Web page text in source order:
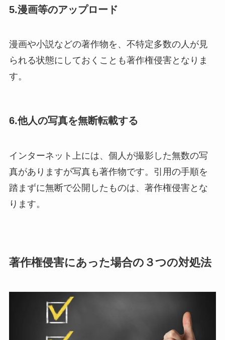
5.漫画等のアップロード
漫画や小説などの著作物を、不特定多数の人が見
られる状態にしておくことも著作権侵害となりま
す。
6.他人の写真を無断転載する
インターネット上には、個人が撮影した無数の写
真がありますが写真も著作物です。引用の手順を
踏まずに無断で公開したものは、著作権侵害とな
ります。
著作権侵害にあった場合の３つの対処法